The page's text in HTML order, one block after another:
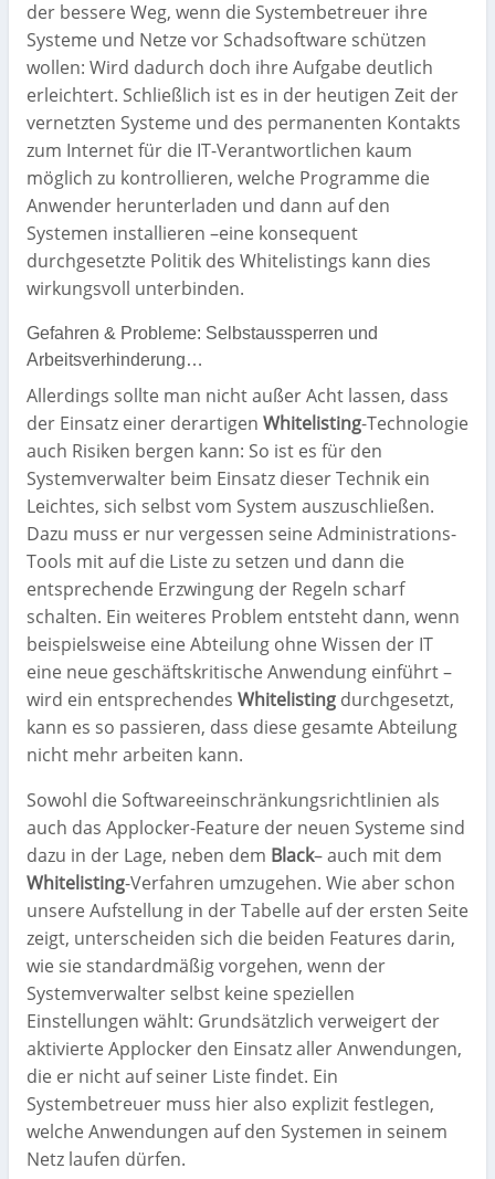
der bessere Weg, wenn die Systembetreuer ihre
Systeme und Netze vor Schadsoftware schützen
wollen: Wird dadurch doch ihre Aufgabe deutlich
erleichtert. Schließlich ist es in der heutigen Zeit der
vernetzten Systeme und des permanenten Kontakts
zum Internet für die IT-Verantwortlichen kaum
möglich zu kontrollieren, welche Programme die
Anwender herunterladen und dann auf den
Systemen installieren –eine konsequent
durchgesetzte Politik des Whitelistings kann dies
wirkungsvoll unterbinden.
Gefahren & Probleme: Selbstaussperren und
Arbeitsverhinderung…
Allerdings sollte man nicht außer Acht lassen, dass
der Einsatz einer derartigen Whitelisting-Technologie
auch Risiken bergen kann: So ist es für den
Systemverwalter beim Einsatz dieser Technik ein
Leichtes, sich selbst vom System auszuschließen.
Dazu muss er nur vergessen seine Administrations-
Tools mit auf die Liste zu setzen und dann die
entsprechende Erzwingung der Regeln scharf
schalten. Ein weiteres Problem entsteht dann, wenn
beispielsweise eine Abteilung ohne Wissen der IT
eine neue geschäftskritische Anwendung einführt –
wird ein entsprechendes Whitelisting durchgesetzt,
kann es so passieren, dass diese gesamte Abteilung
nicht mehr arbeiten kann.
Sowohl die Softwareeinschränkungsrichtlinien als
auch das Applocker-Feature der neuen Systeme sind
dazu in der Lage, neben dem Black– auch mit dem
Whitelisting-Verfahren umzugehen. Wie aber schon
unsere Aufstellung in der Tabelle auf der ersten Seite
zeigt, unterscheiden sich die beiden Features darin,
wie sie standardmäßig vorgehen, wenn der
Systemverwalter selbst keine speziellen
Einstellungen wählt: Grundsätzlich verweigert der
aktivierte Applocker den Einsatz aller Anwendungen,
die er nicht auf seiner Liste findet. Ein
Systembetreuer muss hier also explizit festlegen,
welche Anwendungen auf den Systemen in seinem
Netz laufen dürfen.